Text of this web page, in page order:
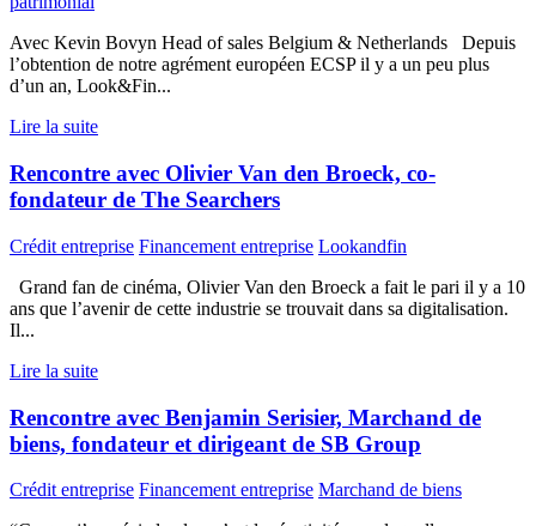
Avec Kevin Bovyn Head of sales Belgium & Netherlands Depuis
l’obtention de notre agrément européen ECSP il y a un peu plus
d’un an, Look&Fin...
Lire la suite
Rencontre avec Olivier Van den Broeck, co-
fondateur de The Searchers
Crédit entreprise Financement entreprise Lookandfin
Grand fan de cinéma, Olivier Van den Broeck a fait le pari il y a 10
ans que l’avenir de cette industrie se trouvait dans sa digitalisation.
Il...
Lire la suite
Rencontre avec Benjamin Serisier, Marchand de
biens, fondateur et dirigeant de SB Group
Crédit entreprise Financement entreprise Marchand de biens